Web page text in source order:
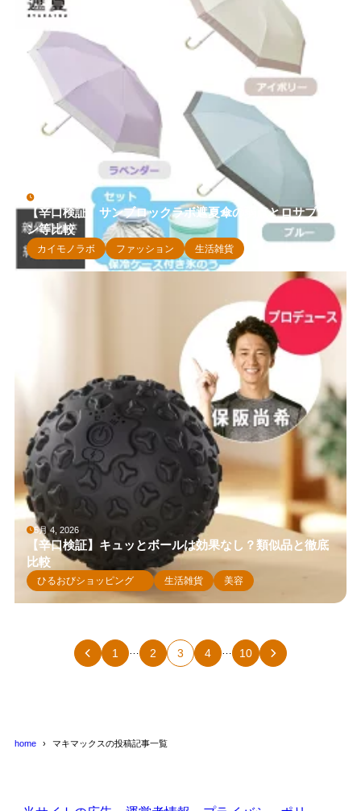
5月 4, 2026
【辛口検証】サンブロックラボ遮夏傘の弱点とロサブラ
ン等比較
カイモノラボ ファッション 生活雑貨
5月 4, 2026
【辛口検証】キュッとボールは効果なし？類似品と徹底
比較
ひるおびショッピング 生活雑貨 美容
1 … 2 3 4 … 10
home マキマックスの投稿記事一覧